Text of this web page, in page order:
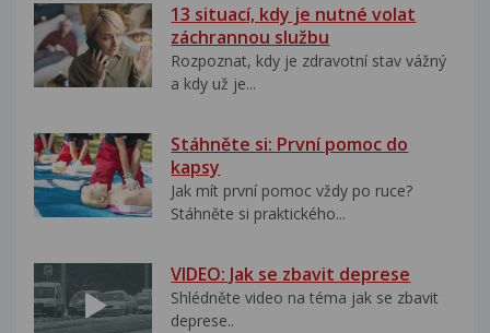
13 situací, kdy je nutné volat
záchrannou službu
Rozpoznat, kdy je zdravotní stav vážný
a kdy už je...
Stáhněte si: První pomoc do
kapsy
Jak mít první pomoc vždy po ruce?
Stáhněte si praktického...
VIDEO: Jak se zbavit deprese
Shlédněte video na téma jak se zbavit
deprese..